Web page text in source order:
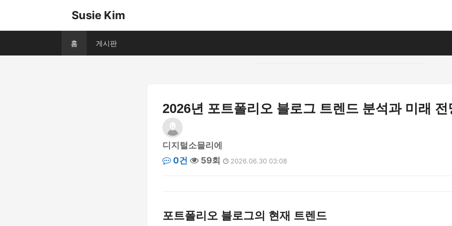
Susie Kim
홈 게시판
2026년 포트폴리오 블로그 트렌드 분석과 미래 전
디지털소믈리에
0건
59회 2026.06.30 03:08
포트폴리오 블로그의 현재 트렌드